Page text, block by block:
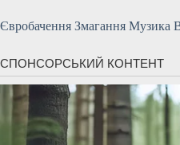
Євробачення Змагання Музика